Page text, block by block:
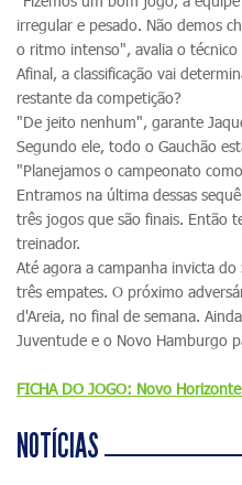
irregular e pesado. Não demos
o ritmo intenso", avalia o técnico
Afinal, a classificação vai
restante da competição?
"De jeito nenhum", garante
Segundo ele, todo o Gauchão
"Planejamos o campeonato
Entramos na última dessas
três jogos que são finais. Então
treinador.
Até agora a campanha invicta
três empates. O próximo
d'Areia, no final de semana.
Juventude e o Novo Hamburgo
FICHA DO JOGO: Novo
NOTÍCIAS